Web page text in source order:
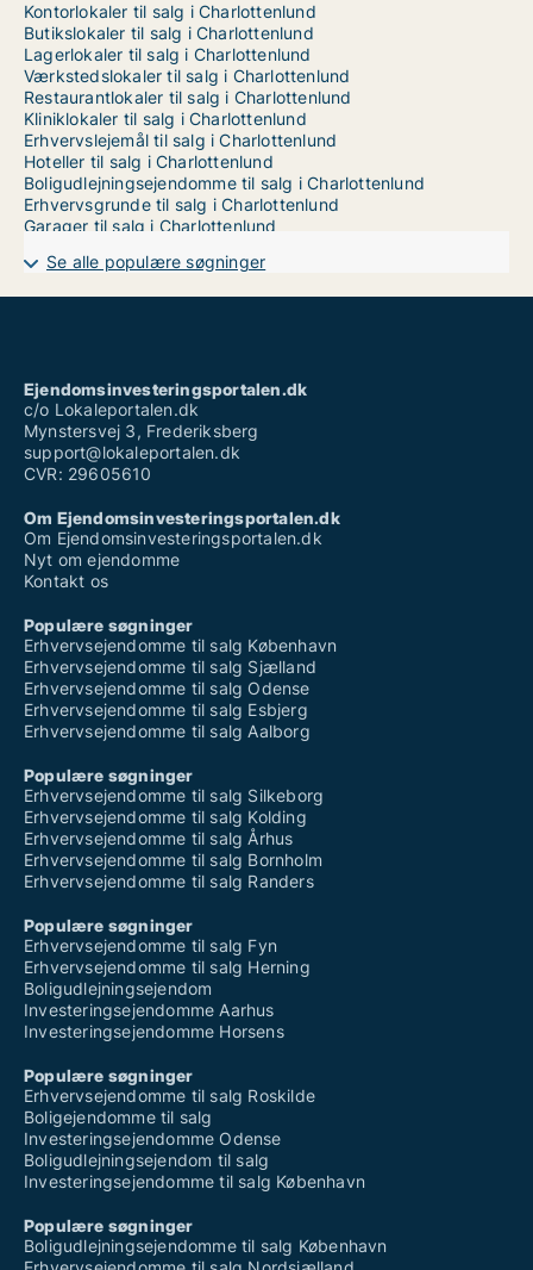
Kontorlokaler til salg i Charlottenlund
Butikslokaler til salg i Charlottenlund
Lagerlokaler til salg i Charlottenlund
Værkstedslokaler til salg i Charlottenlund
Restaurantlokaler til salg i Charlottenlund
Kliniklokaler til salg i Charlottenlund
Erhvervslejemål til salg i Charlottenlund
Hoteller til salg i Charlottenlund
Boligudlejningsejendomme til salg i Charlottenlund
Erhvervsgrunde til salg i Charlottenlund
Garager til salg i Charlottenlund
Se alle populære søgninger
Ejendomsinvesteringsportalen.dk
c/o Lokaleportalen.dk
Mynstersvej 3, Frederiksberg
support@lokaleportalen.dk
CVR: 29605610
Om Ejendomsinvesteringsportalen.dk
Om Ejendomsinvesteringsportalen.dk
Nyt om ejendomme
Kontakt os
Populære søgninger
Erhvervsejendomme til salg København
Erhvervsejendomme til salg Sjælland
Erhvervsejendomme til salg Odense
Erhvervsejendomme til salg Esbjerg
Erhvervsejendomme til salg Aalborg
Populære søgninger
Erhvervsejendomme til salg Silkeborg
Erhvervsejendomme til salg Kolding
Erhvervsejendomme til salg Århus
Erhvervsejendomme til salg Bornholm
Erhvervsejendomme til salg Randers
Populære søgninger
Erhvervsejendomme til salg Fyn
Erhvervsejendomme til salg Herning
Boligudlejningsejendom
Investeringsejendomme Aarhus
Investeringsejendomme Horsens
Populære søgninger
Erhvervsejendomme til salg Roskilde
Boligejendomme til salg
Investeringsejendomme Odense
Boligudlejningsejendom til salg
Investeringsejendomme til salg København
Populære søgninger
Boligudlejningsejendomme til salg København